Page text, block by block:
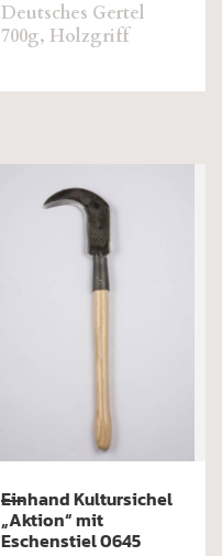
Deutsches Gertel
700g, Holzgriff
Einhand Kultursichel
„Aktion“ mit
Eschenstiel 0645